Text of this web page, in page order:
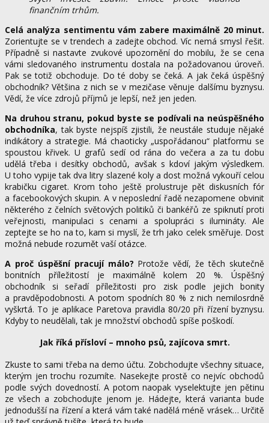
finančním trhům.
Celá analýza sentimentu vám zabere maximálně 20 minut.
Zorientujte se v trendech a zadejte obchod. Víc nemá smysl řešit.
Případně si nastavte zvukové upozornění do mobilu, že se cena
vámi sledovaného instrumentu dostala na požadovanou úroveň.
Pak se totiž obchoduje. Do té doby se čeká. A jak čeká úspěšný
obchodník? Většina z nich se v mezičase věnuje dalšímu byznysu.
Vědí, že více zdrojů příjmů je lepší, než jen jeden.
Na druhou stranu, pokud byste se podívali na neúspěšného
obchodníka, tak byste nejspíš zjistili, že neustále studuje nějaké
indikátory a strategie. Má chaoticky „uspořádanou“ platformu se
spoustou křivek. U grafů sedí od rána do večera a za tu dobu
udělá třeba i desítky obchodů, avšak s kdoví jakým výsledkem.
U toho vypije tak dva litry slazené koly a dost možná vykouří celou
krabičku cigaret. Krom toho ještě prolustruje pět diskusních fór
a facebookových skupin. A v neposlední řadě nezapomene obvinit
některého z čelních světových politiků či bankéřů ze spiknutí proti
veřejnosti, manipulaci s cenami a spolupráci s ilumináty. Ale
zeptejte se ho na to, kam si myslí, že trh jako celek směřuje. Dost
možná nebude rozumět vaší otázce.
A proč úspěšní pracují málo? Protože vědí, že těch skutečně
bonitních příležitostí je maximálně kolem 20 %. Úspěšný
obchodník si seřadí příležitosti pro zisk podle jejich bonity
a pravděpodobnosti. A potom spodních 80 % z nich nemilosrdně
vyškrtá. To je aplikace Paretova pravidla 80/20 při řízení byznysu.
Kdyby to neudělali, tak je množství obchodů spíše poškodí.
Jak říká přísloví – mnoho psů, zajícova smrt.
Zkuste to sami třeba na demo účtu. Zobchodujte všechny situace,
kterým jen trochu rozumíte. Nasekejte prostě co nejvíc obchodů
podle svých dovedností. A potom naopak vyselektujte jen pětinu
ze všech a zobchodujte jenom je. Hádejte, která varianta bude
jednodušší na řízení a která vám také nadělá méně vrásek… Určitě